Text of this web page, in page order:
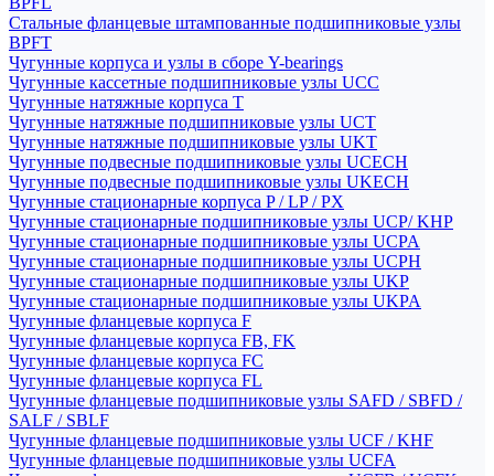
Стальные фланцевые штампованные подшипниковые узлы
BPFT
Чугунные корпуса и узлы в сборе Y-bearings
Чугунные кассетные подшипниковые узлы UCC
Чугунные натяжные корпуса T
Чугунные натяжные подшипниковые узлы UCT
Чугунные натяжные подшипниковые узлы UKT
Чугунные подвесные подшипниковые узлы UCECH
Чугунные подвесные подшипниковые узлы UKECH
Чугунные стационарные корпуса P / LP / PX
Чугунные стационарные подшипниковые узлы UCP/ KHP
Чугунные стационарные подшипниковые узлы UCPA
Чугунные стационарные подшипниковые узлы UCPH
Чугунные стационарные подшипниковые узлы UKP
Чугунные стационарные подшипниковые узлы UKPA
Чугунные фланцевые корпуса F
Чугунные фланцевые корпуса FB, FK
Чугунные фланцевые корпуса FC
Чугунные фланцевые корпуса FL
Чугунные фланцевые подшипниковые узлы SAFD / SBFD /
SALF / SBLF
Чугунные фланцевые подшипниковые узлы UCF / KHF
Чугунные фланцевые подшипниковые узлы UCFA